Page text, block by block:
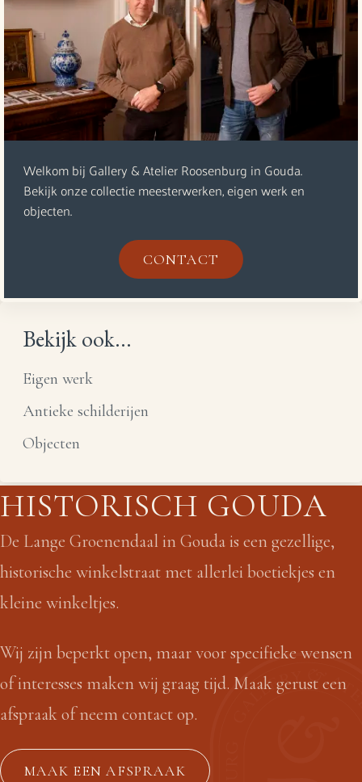
Welkom bij Gallery & Atelier Roosenburg in Gouda.
Bekijk onze collectie meesterwerken, eigen werk en
objecten.
CONTACT
Bekijk ook...
Eigen werk
Antieke schilderijen
Objecten
HISTORISCH GOUDA
De Lange Groenendaal in Gouda is een gezellige,
historische winkelstraat met allerlei boetiekjes en
kleine winkeltjes.
Wij zijn beperkt open, maar voor specifieke wensen
of interesses maken wij graag tijd. Maak gerust een
afspraak of neem contact op.
MAAK EEN AFSPRAAK